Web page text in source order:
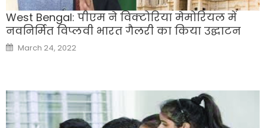
West Bengal: पीएम ने विक्टोरिया मेमोरियल में
नवनिर्मित विप्लवी भारत गैलरी का किया उद्घाटन
Posted
on
March 24, 2022